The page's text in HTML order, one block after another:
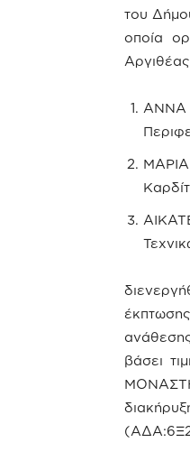
του
οποία
ΑΝΝΑ
βάσει